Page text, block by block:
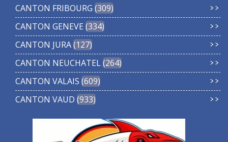
CANTON FRIBOURG 309
CANTON GENEVE 334
CANTON JURA 127
CANTON NEUCHATEL 264
CANTON VALAIS 609
CANTON VAUD 933